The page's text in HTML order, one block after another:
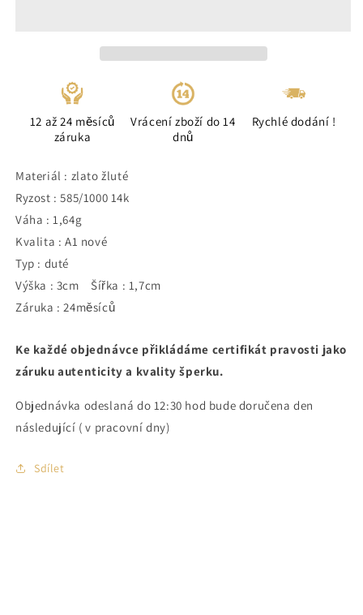
12 až 24 měsíců
záruka
Vrácení zboží do 14
dnů
Rychlé dodání !
Materiál : zlato žluté
Ryzost : 585/1000 14k
Váha : 1,64g
Kvalita : A1 nové
Typ : duté
Výška : 3cm Šířka : 1,7cm
Záruka : 24měsíců
Ke každé objednávce přikládáme certifikát pravosti jako
záruku autenticity a kvality šperku.
Objednávka odeslaná do 12:30 hod bude doručena den
následující ( v pracovní dny)
Sdílet